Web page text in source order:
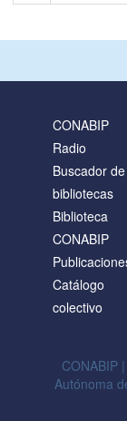
CONABIP
Radio
Buscador de
bibliotecas
Biblioteca
CONABIP
Catálogo
colectivo
CONABIP
Autónoma